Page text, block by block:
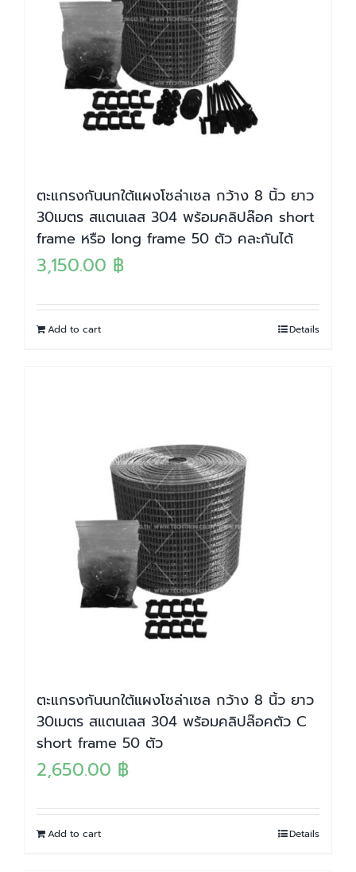
ตะแกรงกันนกใต้แผงโซล่าเซล กว้าง 8 นิ้ว ยาว
30เมตร สแตนเลส 304 พร้อมคลิปล๊อค short
frame หรือ long frame 50 ตัว คละกันได้
3,150.00 ฿
Add to cart Details
ตะแกรงกันนกใต้แผงโซล่าเซล กว้าง 8 นิ้ว ยาว
30เมตร สแตนเลส 304 พร้อมคลิปล๊อคตัว C
short frame 50 ตัว
2,650.00 ฿
Add to cart Details